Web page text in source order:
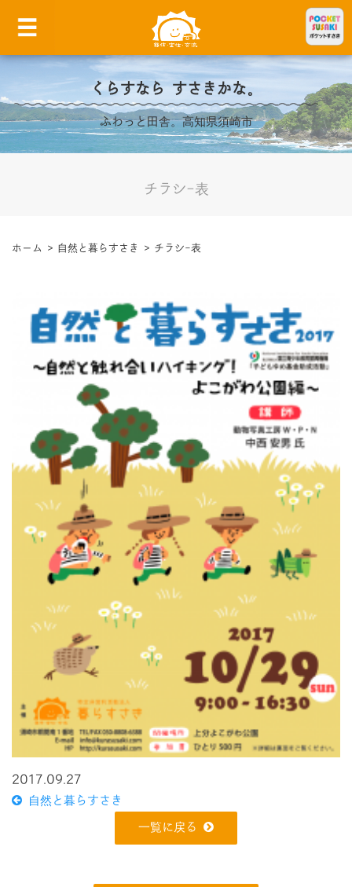
くらすなら すさきかな。
ふわっと田舎。高知県須崎市
チラシ-表
ホーム > 自然と暮らすさき > チラシ-表
2017.09.27
自然と暮らすさき
一覧に戻る